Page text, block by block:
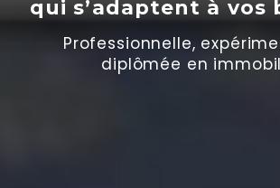
qui s’adaptent à vos
Professionnelle,
diplômée en